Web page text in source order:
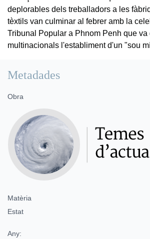
deplorables dels treballadors a les
tèxtils van culminar al febrer amb la
Tribunal Popular a Phnom Penh que va
multinacionals l'establiment d'un "sou
Metadades
Obra
Matèria
Estat
Any: